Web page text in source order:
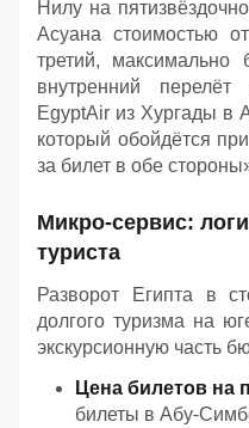
Нилу на
Асуана стоимостью
третий,
внутренний перелёт
EgyptAir из Хургады в
который обойдётся
за билет в обе
Микро-сервис:
туриста
Разворот Египта в
долгого туризма на
экскурсионную часть
Цена билетов на
билеты в Абу-